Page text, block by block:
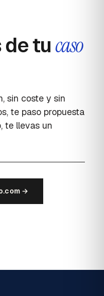
de tucaso
sin coste y sin
te paso propuesta
te llevas un
→